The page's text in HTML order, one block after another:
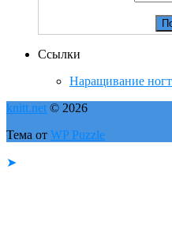
Ссылки
Наращивание
knitt.net © 2026
Тема от WP Puzzle
➤